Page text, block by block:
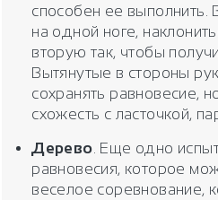
способен ее выполнить.
на одной ноге,
вторую так, чтобы
Вытянутые в стороны
сохранять равновесие,
схожесть с ласточкой,
Дерево . Еще одно
равновесия, которое
веселое соревнование,